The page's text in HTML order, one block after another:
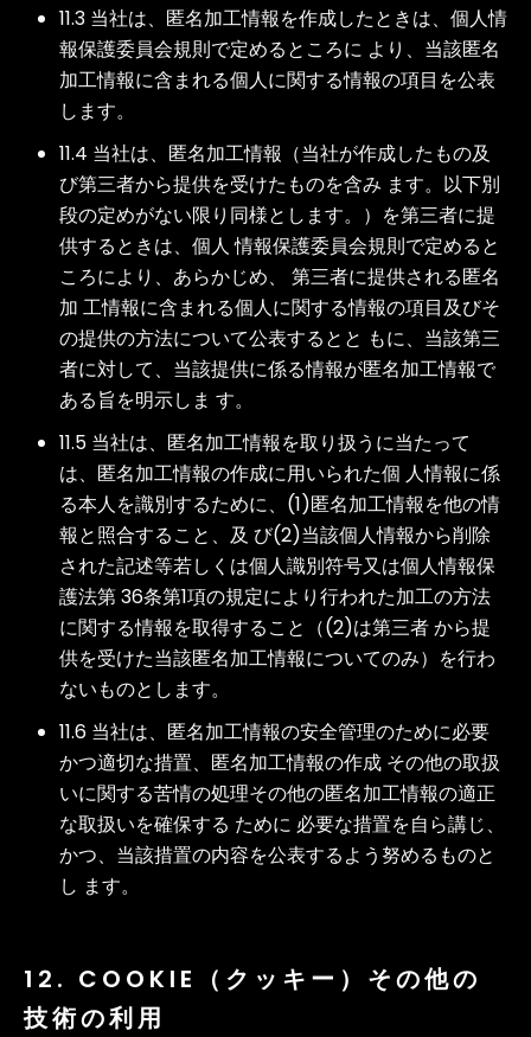
11.3 当社は、匿名加工情報を作成したときは、個人情
報保護委員会規則で定めるところに より、当該匿名
加工情報に含まれる個人に関する情報の項目を公表
します。
11.4 当社は、匿名加工情報（当社が作成したもの及
び第三者から提供を受けたものを含み ます。以下別
段の定めがない限り同様とします。）を第三者に提
供するときは、個人 情報保護委員会規則で定めると
ころにより、あらかじめ、 第三者に提供される匿名
加 工情報に含まれる個人に関する情報の項目及びそ
の提供の方法について公表するとと もに、当該第三
者に対して、当該提供に係る情報が匿名加工情報で
ある旨を明示しま す。
11.5 当社は、匿名加工情報を取り扱うに当たって
は、匿名加工情報の作成に用いられた個 人情報に係
る本人を識別するために、(1)匿名加工情報を他の情
報と照合すること、及 び(2)当該個人情報から削除
された記述等若しくは個人識別符号又は個人情報保
護法第 36条第1項の規定により行われた加工の方法
に関する情報を取得すること（(2)は第三者 から提
供を受けた当該匿名加工情報についてのみ）を行わ
ないものとします。
11.6 当社は、匿名加工情報の安全管理のために必要
かつ適切な措置、匿名加工情報の作成 その他の取扱
いに関する苦情の処理その他の匿名加工情報の適正
な取扱いを確保する ために 必要な措置を自ら講じ、
かつ、当該措置の内容を公表するよう努めるものと
し ます。
12. COOKIE（クッキー）その他の
技術の利用